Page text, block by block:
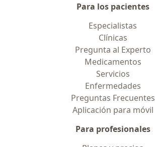
Para los pacientes
Especialistas
Clínicas
Pregunta al Experto
Medicamentos
Servicios
Enfermedades
Preguntas Frecuentes
Aplicación para móvil
Para profesionales